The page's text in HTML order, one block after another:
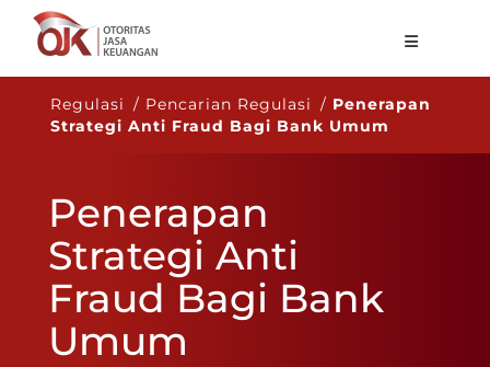
Tentang OJK
Fungsi Utama
Regulasi
Statistik
Layanan
Karir
Regulasi / Pencarian Regulasi / Penerapan
Strategi Anti Fraud Bagi Bank Umum
Penerapan
Strategi Anti
Fraud Bagi Bank
Umum